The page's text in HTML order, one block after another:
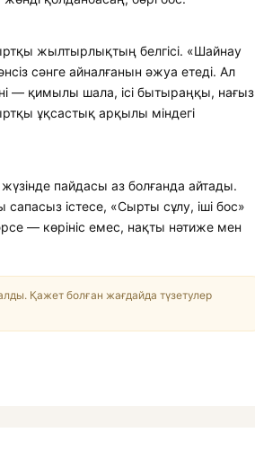
жылтырлықтың белгісі. «Шайнау
сәнге айналғанын әжуа етеді. Ал
— қимылы шала, ісі бытыраңқы, нағыз
ұқсастық арқылы міндегі
пайдасы аз болғанда айтады.
істесе, «Сырты сұлу, іші бос»
— көрініс емес, нақты нәтиже мен
Қажет болған жағдайда түзетулер